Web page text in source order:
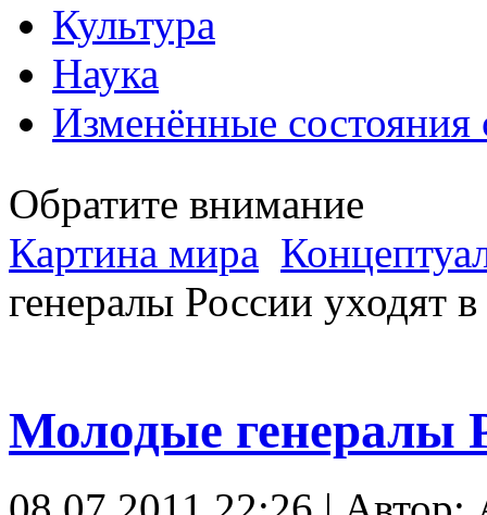
Культура
Наука
Изменённые состояния
Обратите внимание
Картина мира
генералы России уходят в
Молодые генералы